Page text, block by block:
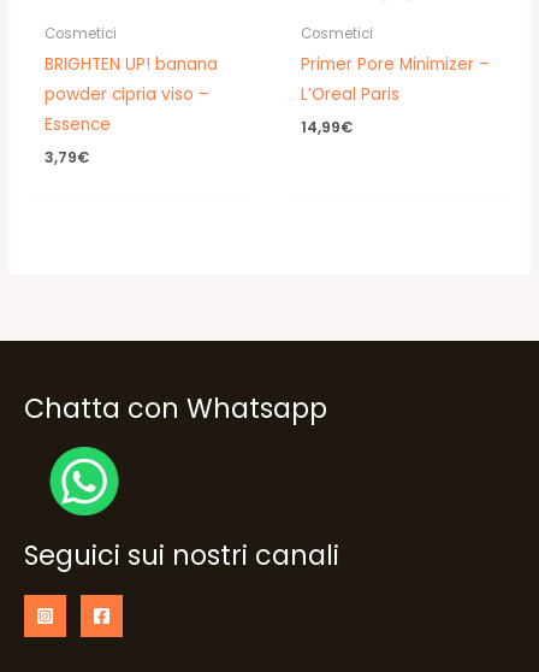
Cosmetici
BRIGHTEN UP! banana
powder cipria viso –
Essence
3,79€
Cosmetici
Primer Pore Minimizer –
L’Oreal Paris
14,99€
Chatta con Whatsapp
Seguici sui nostri canali